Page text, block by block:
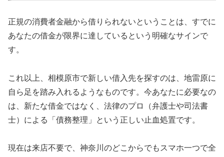
正規の消費者金融から借りられないということは、すでに
あなたの借金が限界に達しているという明確なサインで
す。
これ以上、相模原市で新しい借入先を探すのは、地雷原に
自ら足を踏み入れるようなものです。今あなたに必要なの
は、新たな借金ではなく、法律のプロ（弁護士や司法書
士）による「債務整理」という正しい止血処置です。
現在は来店不要で、神奈川のどこからでもスマホ一つで全